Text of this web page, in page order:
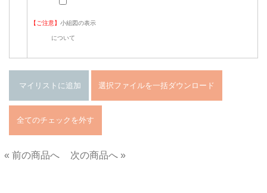
【ご注意】 小組図の表示
について
« 前の商品へ
次の商品へ »